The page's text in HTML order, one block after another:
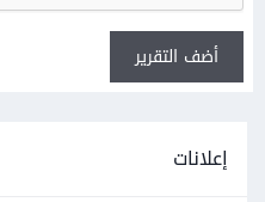
أضف التقرير
إعلانات